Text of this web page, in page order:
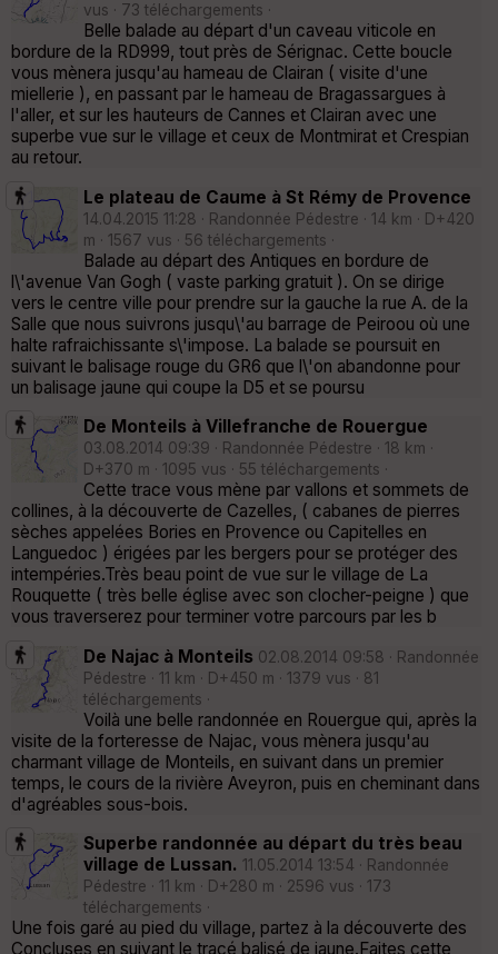
vus · 73 téléchargements ·
Belle balade au départ d'un caveau viticole en
bordure de la RD999, tout près de Sérignac. Cette boucle
vous mènera jusqu'au hameau de Clairan ( visite d'une
miellerie ), en passant par le hameau de Bragassargues à
l'aller, et sur les hauteurs de Cannes et Clairan avec une
superbe vue sur le village et ceux de Montmirat et Crespian
au retour.
Le plateau de Caume à St Rémy de Provence
14.04.2015 11:28 · Randonnée Pédestre · 14 km · D+420
m · 1567 vus · 56 téléchargements ·
Balade au départ des Antiques en bordure de
l\'avenue Van Gogh ( vaste parking gratuit ). On se dirige
vers le centre ville pour prendre sur la gauche la rue A. de la
Salle que nous suivrons jusqu\'au barrage de Peiroou où une
halte rafraichissante s\'impose. La balade se poursuit en
suivant le balisage rouge du GR6 que l\'on abandonne pour
un balisage jaune qui coupe la D5 et se poursu
De Monteils à Villefranche de Rouergue
03.08.2014 09:39 · Randonnée Pédestre · 18 km ·
D+370 m · 1095 vus · 55 téléchargements ·
Cette trace vous mène par vallons et sommets de
collines, à la découverte de Cazelles, ( cabanes de pierres
sèches appelées Bories en Provence ou Capitelles en
Languedoc ) érigées par les bergers pour se protéger des
intempéries.Très beau point de vue sur le village de La
Rouquette ( très belle église avec son clocher-peigne ) que
vous traverserez pour terminer votre parcours par les b
De Najac à Monteils 02.08.2014 09:58 · Randonnée
Pédestre · 11 km · D+450 m · 1379 vus · 81
téléchargements ·
Voilà une belle randonnée en Rouergue qui, après la
visite de la forteresse de Najac, vous mènera jusqu'au
charmant village de Monteils, en suivant dans un premier
temps, le cours de la rivière Aveyron, puis en cheminant dans
d'agréables sous-bois.
Superbe randonnée au départ du très beau
village de Lussan. 11.05.2014 13:54 · Randonnée
Pédestre · 11 km · D+280 m · 2596 vus · 173
téléchargements ·
Une fois garé au pied du village, partez à la découverte des
Concluses en suivant le tracé balisé de jaune.Faites cette